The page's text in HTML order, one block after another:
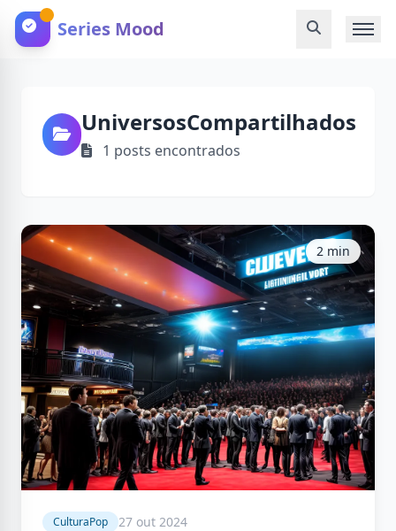
Series Mood
UniversosCompartilhados
1 posts encontrados
2 min
CulturaPop 27 out 2024